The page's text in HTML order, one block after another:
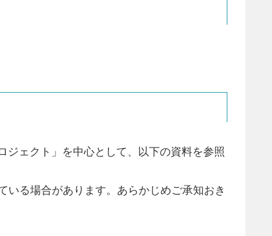
ェクト」を中心として、以下の資料を参照
る場合があります。あらかじめご承知おき